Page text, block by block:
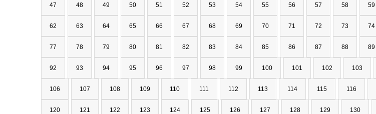
47 48 49 50 51 52 53 54 55 56 57 58 59
62 63 64 65 66 67 68 69 70 71 72 73 74
77 78 79 80 81 82 83 84 85 86 87 88 89
92 93 94 95 96 97 98 99 100 101 102 103
106 107 108 109 110 111 112 113 114 115 116
120 121 122 123 124 125 126 127 128 129 130